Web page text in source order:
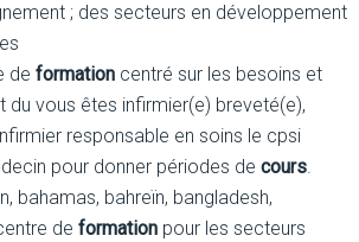
; des secteurs en développement
de formationcentré sur les besoins et
du vous êtes infirmier(e) breveté(e),
responsable en soins le cpsi
pour donner périodes de cours.
bahamas, bahreïn, bangladesh,
de formationpour les secteurs